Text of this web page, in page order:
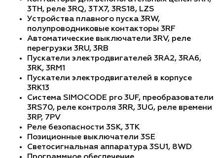
3TH, реле 3RQ, 3TX7, 3RS18, LZS
Устройства плавного пуска 3RW,
полупроводниковые контакторы 3RF
Автоматические выключатели 3RV, реле
перегрузки 3RU, 3RB
Пускатели электродвигателей 3RA2, 3RA6,
3RK, 3RM1
Пускатели электродвигателей в корпусе
3RK13
Система SIMOCODE pro 3UF, преобразователи
3RS70, реле контроля 3RR, 3UG, реле времени
3RP, 7PV
Реле безопасности 3SK, 3TK
Позиционные выключатели 3SE
Светосигнальная аппаратура 3SU1, 8WD